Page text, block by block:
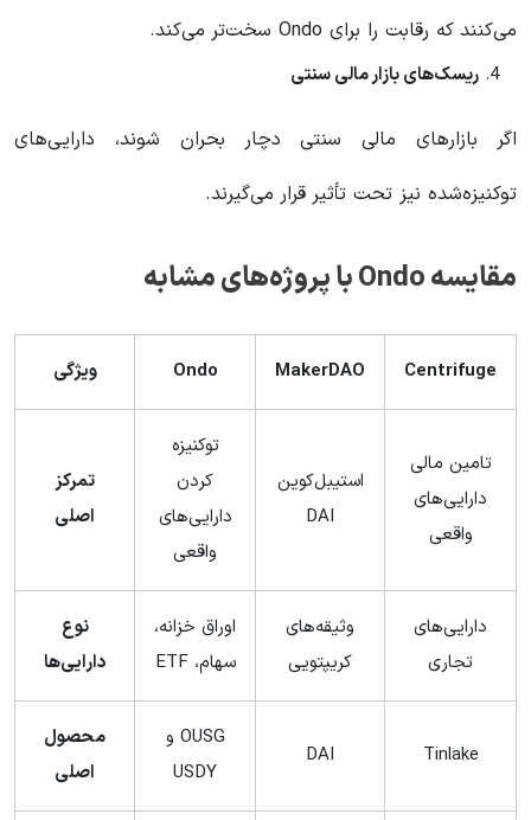
می‌کنند که رقابت را برای Ondo سخت‌تر می‌کند.
ریسک‌های بازار مالی سنتی
اگر بازارهای مالی سنتی دچار بحران شوند، دارایی‌های
توکنیزه‌شده نیز تحت تأثیر قرار می‌گیرند.
مقایسه Ondo با پروژه‌های مشابه
Centrifuge
MakerDAO
Ondo ویژگی
تامین مالی
دارایی‌های
واقعی
استیبل‌کوین
DAI
توکنیزه
کردن
دارایی‌های
واقعی
تمرکز
اصلی
دارایی‌های
تجاری
وثیقه‌های
کریپتویی
اوراق خزانه،
سهام، ETF
نوع
دارایی‌ها
Tinlake
DAI
OUSG و
USDY
محصول
اصلی